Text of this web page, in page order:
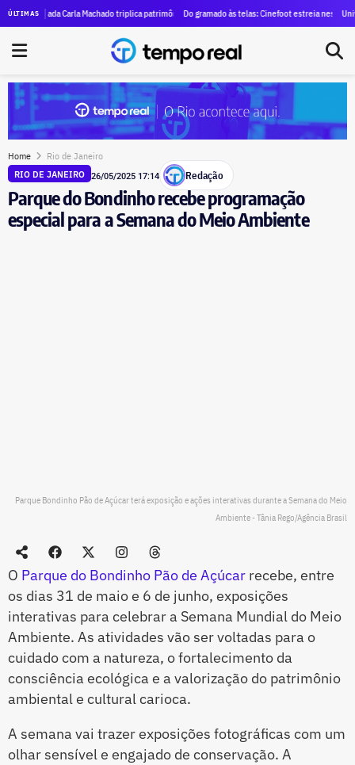
ÚLTIMAS
Piruinha por lavagem de dinheiro
Carla Machado triplica patrimônio no seu primeiro mandato na Alerj
Do gramado às telas: Cinefoot estreia nesta quinta (6)
Home Rio de Janeiro
RIO DE JANEIRO 26/05/2025 17:14 Redação
Parque do Bondinho recebe programação
especial para a Semana do Meio Ambiente
Parque Bondinho Pão de Açúcar terá exposição e ações interativas durante a Semana do Meio
Ambiente - Tânia Rego/Agência Brasil
O Parque do Bondinho Pão de Açúcar recebe, entre
os dias 31 de maio e 6 de junho, exposições
interativas para celebrar a Semana Mundial do Meio
Ambiente. As atividades vão ser voltadas para o
cuidado com a natureza, o fortalecimento da
consciência ecológica e a valorização do patrimônio
ambiental e cultural carioca.
A semana vai trazer exposições fotográficas com um
olhar sensível e engajado de conservação. A